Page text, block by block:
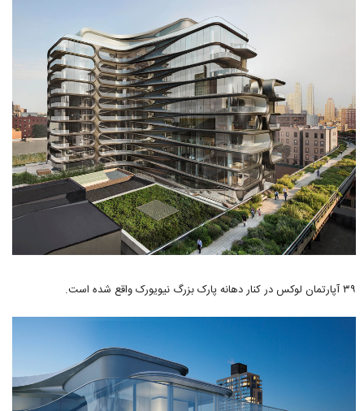
۳۹ آپارتمان لوکس در کنار دهانه پارک بزرگ نیویورک واقع شده است.